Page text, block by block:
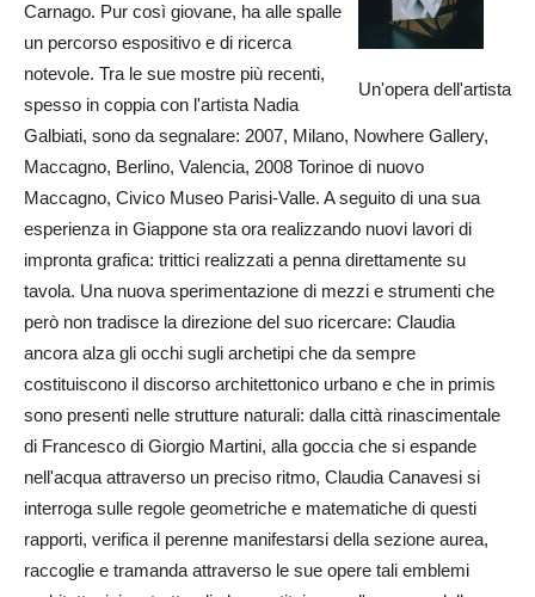
Un'opera dell'artista
Carnago. Pur così giovane, ha alle spalle
un percorso espositivo e di ricerca
notevole. Tra le sue mostre più recenti,
spesso in coppia con l'artista Nadia
Galbiati, sono da segnalare: 2007, Milano, Nowhere Gallery,
Maccagno, Berlino, Valencia, 2008 Torinoe di nuovo
Maccagno, Civico Museo Parisi-Valle. A seguito di una sua
esperienza in Giappone sta ora realizzando nuovi lavori di
impronta grafica: trittici realizzati a penna direttamente su
tavola. Una nuova sperimentazione di mezzi e strumenti che
però non tradisce la direzione del suo ricercare: Claudia
ancora alza gli occhi sugli archetipi che da sempre
costituiscono il discorso architettonico urbano e che in primis
sono presenti nelle strutture naturali: dalla città rinascimentale
di Francesco di Giorgio Martini, alla goccia che si espande
nell'acqua attraverso un preciso ritmo, Claudia Canavesi si
interroga sulle regole geometriche e matematiche di questi
rapporti, verifica il perenne manifestarsi della sezione aurea,
raccoglie e tramanda attraverso le sue opere tali emblemi